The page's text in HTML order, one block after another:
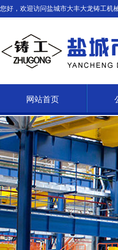
您好，欢迎访问盐城市大丰大龙铸工机
网站首页